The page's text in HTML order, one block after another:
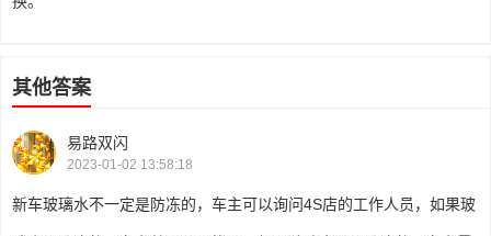
其他答案
易路双闪
2023-01-02 13:58:18
新车玻璃水不一定是防冻的，车主可以询问4S店的工作人员，如果玻